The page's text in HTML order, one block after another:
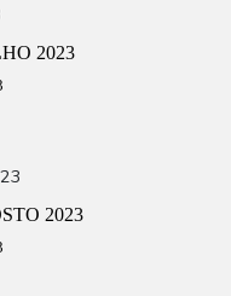
2023
2023